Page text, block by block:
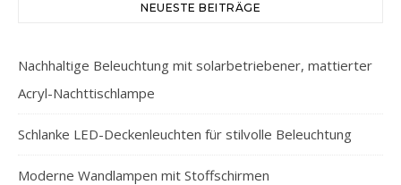
NEUESTE BEITRÄGE
Nachhaltige Beleuchtung mit solarbetriebener, mattierter
Acryl-Nachttischlampe
Schlanke LED-Deckenleuchten für stilvolle Beleuchtung
Moderne Wandlampen mit Stoffschirmen